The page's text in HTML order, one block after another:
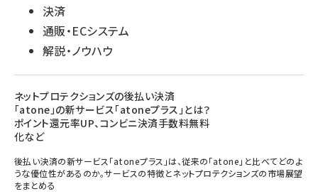
決済
通販・ECシステム
解説・ノウハウ
ネットプロテクションズの後払い決済
「atone」の新サービス「atoneプラス」とは？
ポイント還元率UP、コンビニ決済手数料無料
化など
後払い決済の新サービス「atoneプラス」は、従来の「atone」と比べてどのよ
うな優位性があるのか。サービスの特徴とネットプロテクションズの市場展望
をまとめる